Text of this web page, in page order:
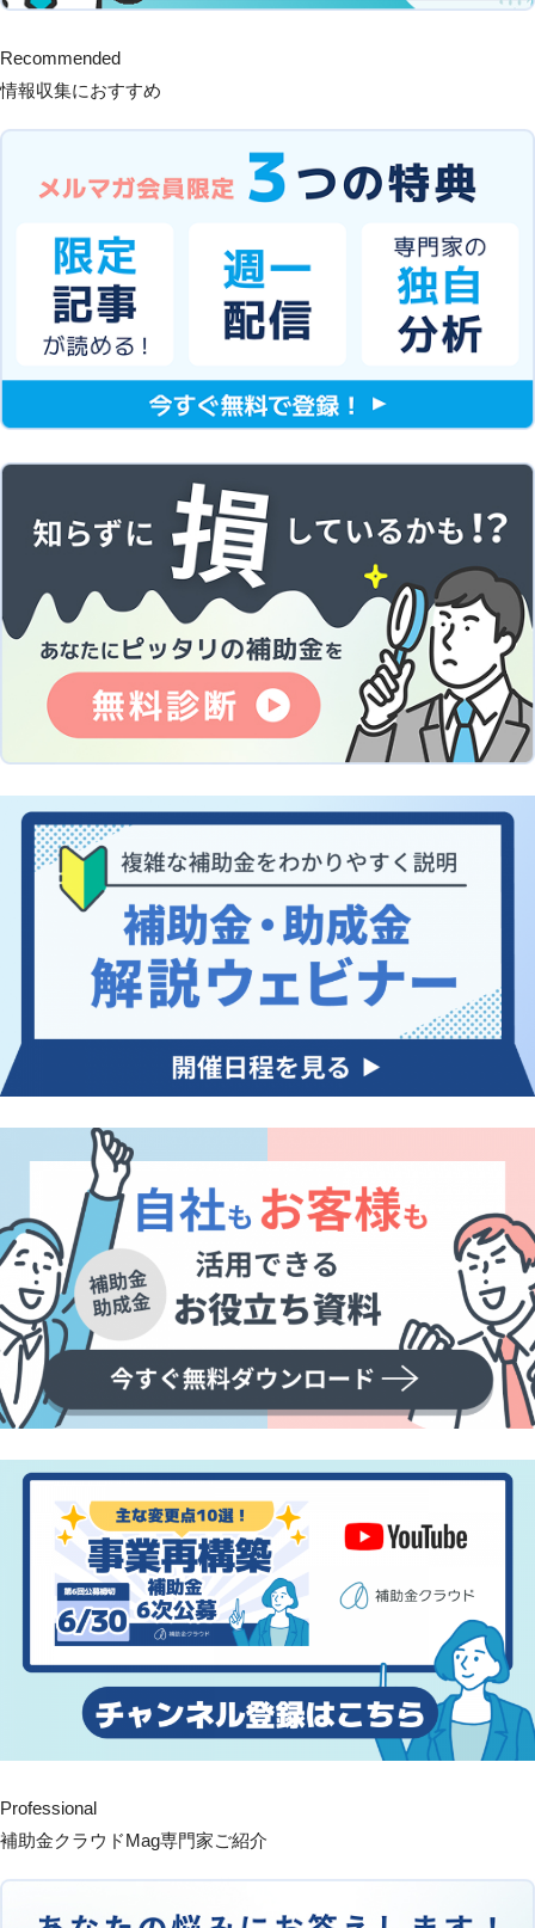
Recommended
情報収集におすすめ
Professional
補助金クラウドMag専門家ご紹介